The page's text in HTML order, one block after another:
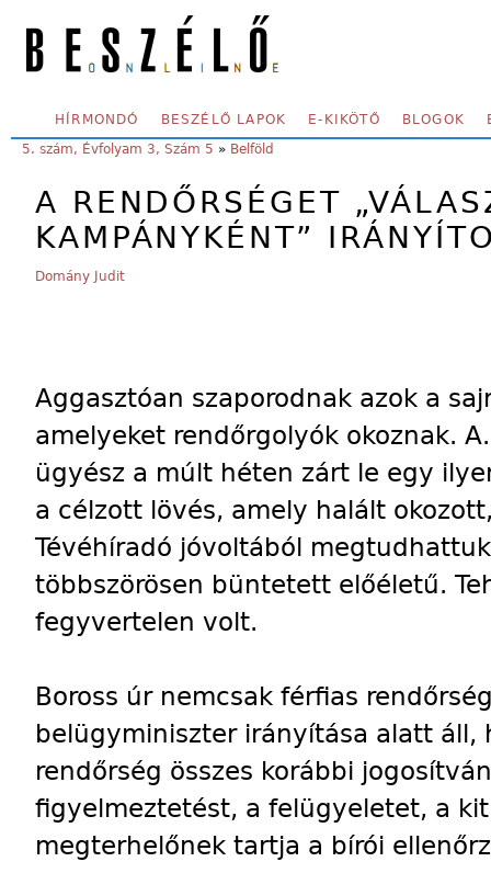
SECONDARY MENU
HÍRMONDÓ BESZÉLŐ LAPOK E-KIKÖTŐ BLOGOK
YOU ARE HERE:
5. szám, Évfolyam 3, Szám 5 » Belföld
A RENDŐRSÉGET
KAMPÁNYKÉNT”
Domány Judit
Aggasztóan szaporodnak azok a
amelyeket rendőrgolyók okoznak.
ügyész a múlt héten zárt le egy
a célzott lövés, amely halált
Tévéhíradó jóvoltából
többszörösen büntetett előéletű.
fegyvertelen volt.
Boross úr nemcsak férfias
belügyminiszter irányítása alatt áll,
rendőrség összes korábbi
figyelmeztetést, a felügyeletet, a
megterhelőnek tartja a bírói